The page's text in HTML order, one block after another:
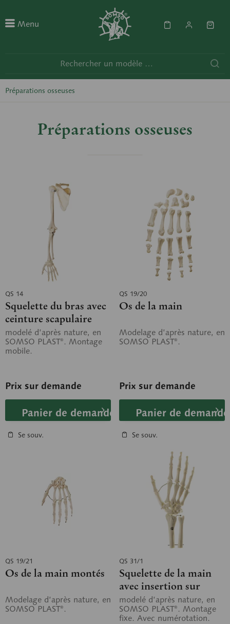
Menu
Préparations osseuses
Préparations osseuses
QS 14
Squelette du bras avec
ceinture scapulaire
modelé d’après nature, en
SOMSO PLAST®. Montage
mobile.
Prix sur demande
Panier de demande
Se souv.
QS 19/20
Os de la main
Modelage d’après nature, en
SOMSO PLAST®.
Prix sur demande
Panier de demande
Se souv.
QS 19/21
Os de la main montés
Modelage d’après nature, en
SOMSO PLAST®.
QS 31/1
Squelette de la main
avec insertion sur
l’avant bras, (montage
sur fils métalliques)
modelé d’après nature, en
SOMSO PLAST®. Montage
fixe. Avec numérotation.